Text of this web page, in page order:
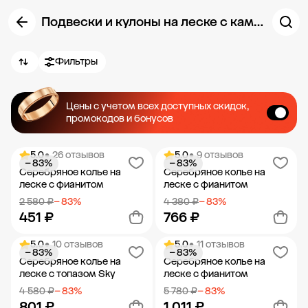
Подвески и кулоны на леске с камушком
Фильтры
Цены с учетом всех доступных скидок,
промокодов и бонусов
5.0• 26 отзывов
Серебряное колье на
леске с фианитом
2 580 ₽− 83%
451 ₽
− 83%
Добавить в корзину
5.0• 9 отзывов
Серебряное колье на
леске с фианитом
4 380 ₽− 83%
766 ₽
− 83%
Добавить в корзину
5.0• 10 отзывов
Серебряное колье на
леске с топазом Sky
4 580 ₽− 83%
− 83%
5.0• 11 отзывов
Серебряное колье на
леске с фианитом
5 780 ₽− 83%
− 83%